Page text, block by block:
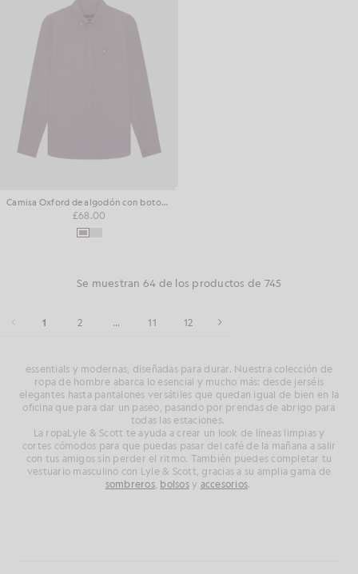
Camisa Oxford de algodón con botones
£68.00
Se muestran 64 de los productos de 745
1 2 ... 11 12
essentials y modernas, diseñadas para durar. Nuestra colección de
ropa de hombre abarca lo esencial y mucho más: desde jerséis
elegantes hasta pantalones versátiles que quedan igual de bien en la
oficina que para dar un paseo, pasando por prendas de abrigo para
todas las estaciones.
La ropaLyle & Scott te ayuda a crear un look de líneas limpias y
cortes cómodos para que puedas pasar del café de la mañana a salir
con tus amigos sin perder el ritmo. También puedes completar tu
vestuario masculino con Lyle & Scott, gracias a su amplia gama de
sombreros, bolsosy accesorios.